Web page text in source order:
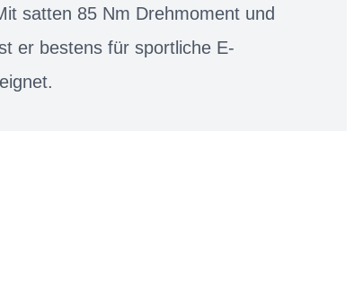
satten 85 Nm Drehmoment und
er bestens für sportliche E-